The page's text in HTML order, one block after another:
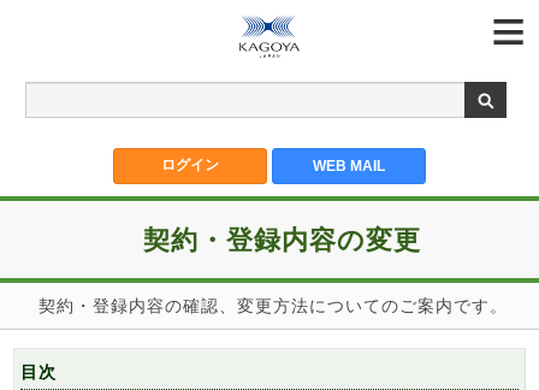
契約・登録内容の変更
契約・登録内容の確認、変更方法についてのご案内です。
目次